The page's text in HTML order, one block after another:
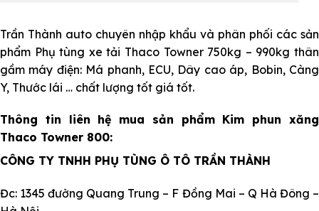
Trần Thành auto chuyên nhập khẩu và phân phối các sản
phẩm Phụ tùng xe tải Thaco Towner750kg – 990kg thân
gầm máy điện: Má phanh, ECU, Dây cao áp, Bobin, Càng
Y, Thước lái … chất lượng tốt giá tốt.
Thông tin liên hệ mua sản phẩm Kim phun xăng
Thaco Towner 800:
CÔNG TY TNHH PHỤ TÙNG Ô TÔ TRẦN THÀNH
Đc: 1345 đường Quang Trung – F Đồng Mai – Q Hà Đông –